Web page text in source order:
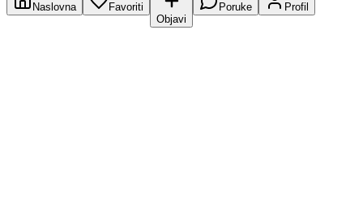
Naslovna
Favoriti
Objavi
Poruke Profil